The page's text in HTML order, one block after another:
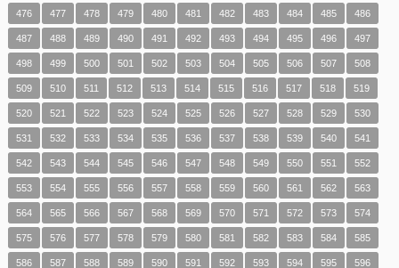
476 477 478 479 480 481 482 483 484 485 486
487 488 489 490 491 492 493 494 495 496 497
498 499 500 501 502 503 504 505 506 507 508
509 510 511 512 513 514 515 516 517 518 519
520 521 522 523 524 525 526 527 528 529 530
531 532 533 534 535 536 537 538 539 540 541
542 543 544 545 546 547 548 549 550 551 552
553 554 555 556 557 558 559 560 561 562 563
564 565 566 567 568 569 570 571 572 573 574
575 576 577 578 579 580 581 582 583 584 585
586 587 588 589 590 591 592 593 594 595 596